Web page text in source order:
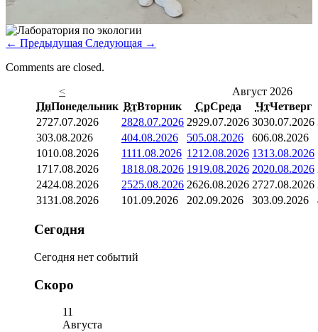
← Предыдущая Следующая →
Comments are closed.
<
Август 2026
ПнПонедельник ВтВторник СрСреда ЧтЧетверг
2727.07.2026 2828.07.2026 2929.07.2026 3030.07.2026
303.08.2026 404.08.2026 505.08.2026 606.08.2026
1010.08.2026 1111.08.2026 1212.08.2026 1313.08.2026
1717.08.2026 1818.08.2026 1919.08.2026 2020.08.2026
2424.08.2026 2525.08.2026 2626.08.2026 2727.08.2026
3131.08.2026 101.09.2026 202.09.2026 303.09.2026
Сегодня
Сегодня нет событий
Скоро
11
Августа